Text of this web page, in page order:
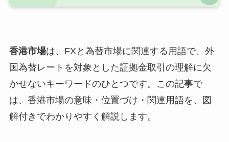
香港市場は、FXと為替市場に関連する用語で、外
国為替レートを対象とした証拠金取引の理解に欠
かせないキーワードのひとつです。この記事で
は、香港市場の意味・位置づけ・関連用語を、図
解付きでわかりやすく解説します。